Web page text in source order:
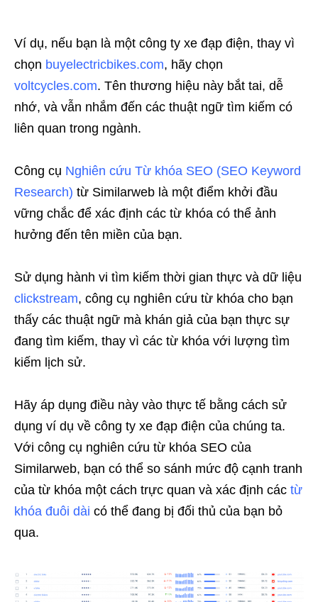
Ví dụ, nếu bạn là một công ty xe đạp điện, thay vì
chọn buyelectricbikes.com, hãy chọn
voltcycles.com. Tên thương hiệu này bắt tai, dễ
nhớ, và vẫn nhắm đến các thuật ngữ tìm kiếm có
liên quan trong ngành.
Công cụ Nghiên cứu Từ khóa SEO (SEO Keyword
Research) từ Similarweb là một điểm khởi đầu
vững chắc để xác định các từ khóa có thể ảnh
hưởng đến tên miền của bạn.
Sử dụng hành vi tìm kiếm thời gian thực và dữ liệu
clickstream, công cụ nghiên cứu từ khóa cho bạn
thấy các thuật ngữ mà khán giả của bạn thực sự
đang tìm kiếm, thay vì các từ khóa với lượng tìm
kiếm lịch sử.
Hãy áp dụng điều này vào thực tế bằng cách sử
dụng ví dụ về công ty xe đạp điện của chúng ta.
Với công cụ nghiên cứu từ khóa SEO của
Similarweb, bạn có thể so sánh mức độ cạnh tranh
của từ khóa một cách trực quan và xác định các từ
khóa đuôi dài có thể đang bị đối thủ của bạn bỏ
qua.